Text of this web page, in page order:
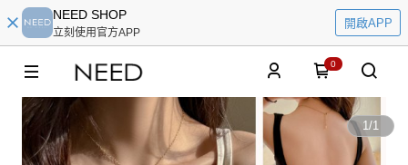
NEED SHOP
立刻使用官方APP
開啟APP
0
1/1